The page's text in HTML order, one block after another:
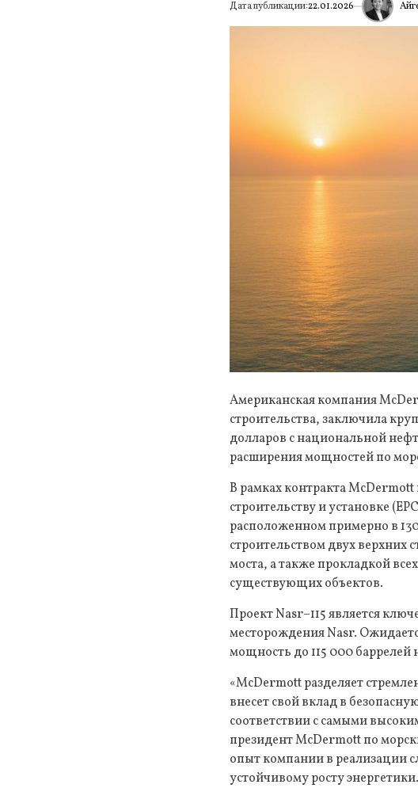
Дата публикации:22.01.2026 ИА
Американская компания
строительства, заключила
долларов с национальной
расширения мощностей по
В рамках контракта
строительству и установке
расположенном примерно в
строительством двух
моста, а также прокладкой
существующих объектов.
Проект Nasr–115 является
месторождения Nasr.
мощность до 115 000 баррелей
«McDermott разделяет
внесет свой вклад в
соответствии с самыми
президент McDermott по
опыт компании в реализации
устойчивому росту энергетики.